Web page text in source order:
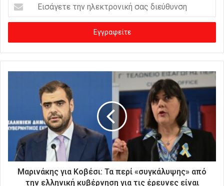
σ
γ
ε
λ
Μαρινάκης για Κοβέσι: Τα περί «συγκάλυψης» από
την ελληνική κυβέρνηση για τις έρευνες είναι